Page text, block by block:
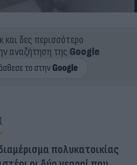
και δες περισσότερο
αναζήτηση της Google
πολυκατοικίας